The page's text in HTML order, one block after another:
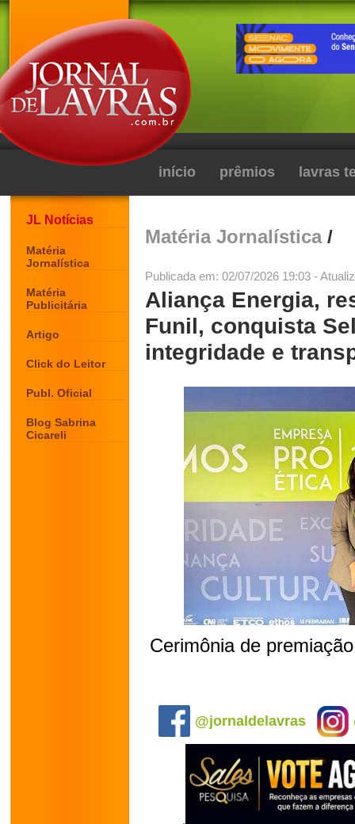
início prêmios lavras
JL Notícias
Matéria
Jornalística
Matéria
Publicitária
Artigo
Click do Leitor
Publ. Oficial
Blog Sabrina
Cicareli
Matéria Jornalística/
Publicada em: 02/07/2026 19:03 -
Aliança Energia,
Funil, conquista
integridade e
Cerimônia de
@jornaldelavras